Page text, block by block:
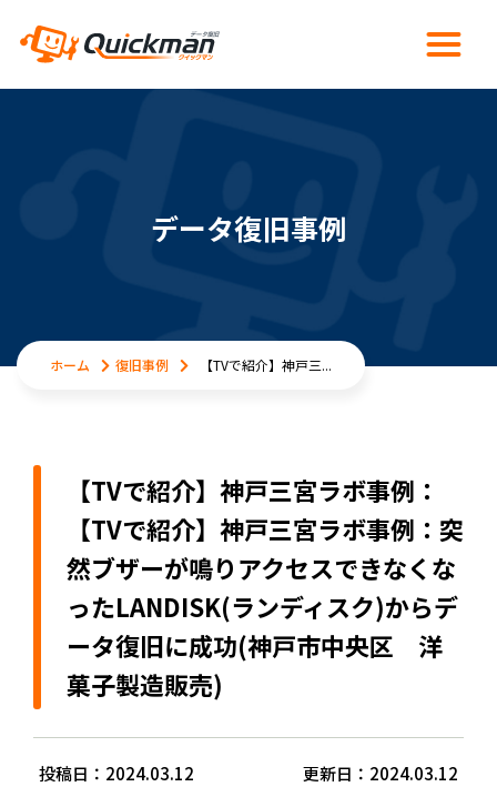
データ復旧事例
ホーム 復旧事例 【TVで紹介】神戸三...
【TVで紹介】神戸三宮ラボ事例：
【TVで紹介】神戸三宮ラボ事例：突
然ブザーが鳴りアクセスできなくな
ったLANDISK(ランディスク)からデ
ータ復旧に成功(神戸市中央区 洋
菓子製造販売)
投稿日：2024.03.12 更新日：2024.03.12